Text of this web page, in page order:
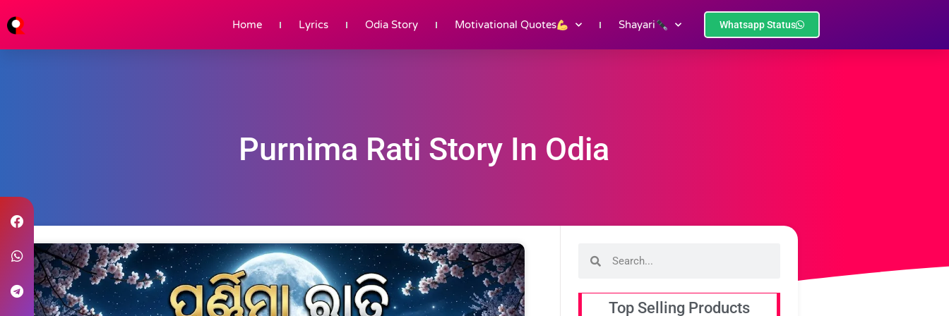
Home Lyrics Odia Story Motivational Quotes Shayari Whatsapp Status
Purnima Rati Story In Odia
Top Selling Products